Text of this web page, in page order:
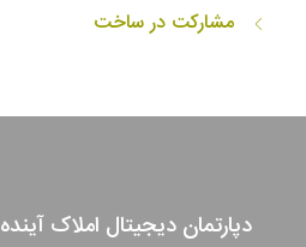
مشارکت در ساخت
دپارتمان دیجیتال املاک آینده